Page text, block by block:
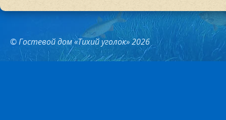
© Гостевой дом «Тихий уголок» 2026